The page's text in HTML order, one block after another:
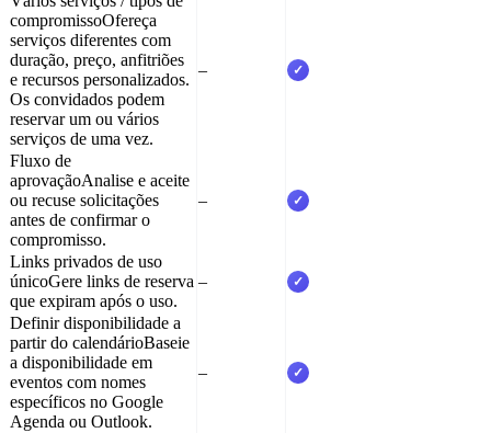
compromissoOfereça
serviços diferentes com
duração, preço, anfitriões
e recursos personalizados.
Os convidados podem
reservar um ou vários
serviços de uma vez.
– ✓
Fluxo de
aprovaçãoAnalise e aceite
ou recuse solicitações
antes de confirmar o
compromisso.
– ✓
Links privados de uso
únicoGere links de reserva
que expiram após o uso.
– ✓
Definir disponibilidade a
partir do calendárioBaseie
a disponibilidade em
eventos com nomes
específicos no Google
Agenda ou Outlook.
– ✓